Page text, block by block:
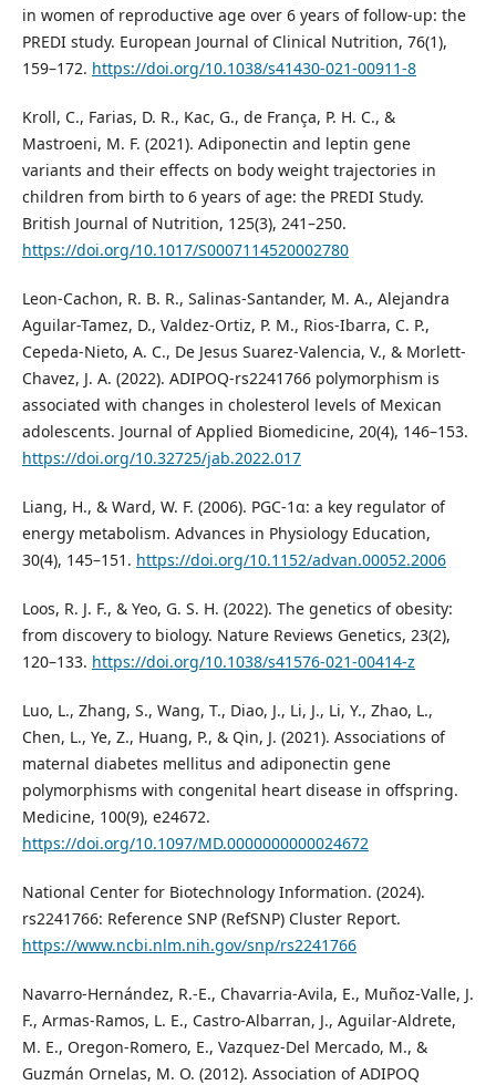
in women of reproductive age over 6 years of follow-up: the
PREDI study. European Journal of Clinical Nutrition, 76(1),
159–172. https://doi.org/10.1038/s41430-021-00911-8
Kroll, C., Farias, D. R., Kac, G., de França, P. H. C., &
Mastroeni, M. F. (2021). Adiponectin and leptin gene
variants and their effects on body weight trajectories in
children from birth to 6 years of age: the PREDI Study.
British Journal of Nutrition, 125(3), 241–250.
https://doi.org/10.1017/S0007114520002780
Leon-Cachon, R. B. R., Salinas-Santander, M. A., Alejandra
Aguilar-Tamez, D., Valdez-Ortiz, P. M., Rios-Ibarra, C. P.,
Cepeda-Nieto, A. C., De Jesus Suarez-Valencia, V., & Morlett-
Chavez, J. A. (2022). ADIPOQ-rs2241766 polymorphism is
associated with changes in cholesterol levels of Mexican
adolescents. Journal of Applied Biomedicine, 20(4), 146–153.
https://doi.org/10.32725/jab.2022.017
Liang, H., & Ward, W. F. (2006). PGC-1α: a key regulator of
energy metabolism. Advances in Physiology Education,
30(4), 145–151. https://doi.org/10.1152/advan.00052.2006
Loos, R. J. F., & Yeo, G. S. H. (2022). The genetics of obesity:
from discovery to biology. Nature Reviews Genetics, 23(2),
120–133. https://doi.org/10.1038/s41576-021-00414-z
Luo, L., Zhang, S., Wang, T., Diao, J., Li, J., Li, Y., Zhao, L.,
Chen, L., Ye, Z., Huang, P., & Qin, J. (2021). Associations of
maternal diabetes mellitus and adiponectin gene
polymorphisms with congenital heart disease in offspring.
Medicine, 100(9), e24672.
https://doi.org/10.1097/MD.0000000000024672
National Center for Biotechnology Information. (2024).
rs2241766: Reference SNP (RefSNP) Cluster Report.
https://www.ncbi.nlm.nih.gov/snp/rs2241766
Navarro-Hernández, R.-E., Chavarria-Avila, E., Muñoz-Valle, J.
F., Armas-Ramos, L. E., Castro-Albarran, J., Aguilar-Aldrete,
M. E., Oregon-Romero, E., Vazquez-Del Mercado, M., &
Guzmán Ornelas, M. O. (2012). Association of ADIPOQ